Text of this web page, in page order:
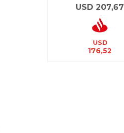
USD 207,67
USD
176,52